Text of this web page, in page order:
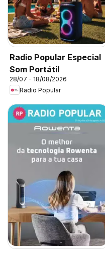
Radio Popular Especial
Som Portátil
28/07 - 18/08/2026
Radio Popular